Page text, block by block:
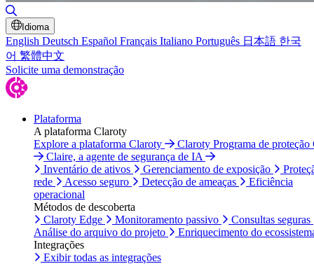
Idioma
English Deutsch Español Français Italiano Português 日本語 한국
어 繁體中文
Solicite uma demonstração
Plataforma
A plataforma Claroty
Explore a plataforma Claroty
Claroty Programa de proteção
Claire, a agente de segurança de IA
Inventário de ativos
Gerenciamento de exposição
rede
Acesso seguro Detecção de ameaças
Eficiência
operacional
Métodos de descoberta
Claroty Edge
Monitoramento passivo
Consultas seguras
Análise do arquivo do projeto
Enriquecimento do
Integrações
Exibir todas as integrações